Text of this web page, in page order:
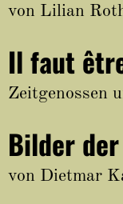
von Lilian
Il faut
Zeitgenossen
Bilder
von Dietmar